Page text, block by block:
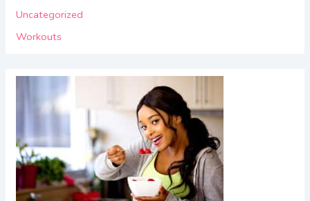
Uncategorized
Workouts